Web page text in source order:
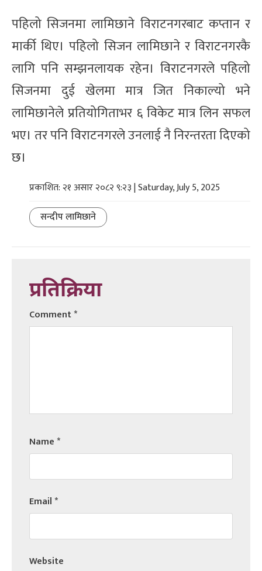
पहिलो सिजनमा लामिछाने विराटनगरबाट कप्तान र
मार्की थिए। पहिलो सिजन लामिछाने र विराटनगरकै
लागि पनि सम्झनलायक रहेन। विराटनगरले पहिलो
सिजनमा दुई खेलमा मात्र जित निकाल्यो भने
लामिछानेले प्रतियोगिताभर ६ विकेट मात्र लिन सफल
भए। तर पनि विराटनगरले उनलाई नै निरन्तरता दिएको
छ।
प्रकाशित: २१ असार २०८२ ९:२३ | Saturday, July 5, 2025
सन्दीप लामिछाने
प्रतिक्रिया
Comment*
Name*
Email*
Website